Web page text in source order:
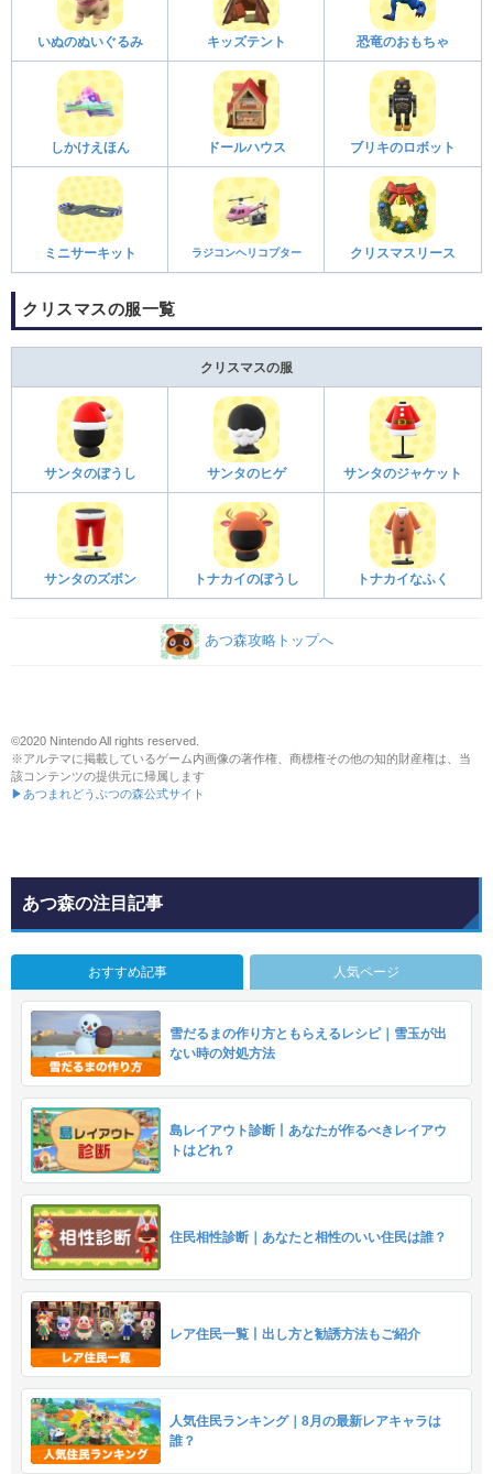
いぬのぬいぐるみ キッズテント 恐竜のおもちゃ
しかけえほん ドールハウス ブリキのロボット
ミニサーキット ラジコンヘリコプター クリスマスリース
クリスマスの服一覧
クリスマスの服
サンタのぼうし サンタのヒゲ サンタのジャケット
サンタのズボン トナカイのぼうし トナカイなふく
あつ森攻略トップへ
©2020 Nintendo All rights reserved.
※アルテマに掲載しているゲーム内画像の著作権、商標権その他の知的財産権は、当
該コンテンツの提供元に帰属します
▶あつまれどうぶつの森公式サイト
あつ森の注目記事
おすすめ記事 人気ページ
雪だるまの作り方ともらえるレシピ｜雪玉が出
ない時の対処方法
島レイアウト診断丨あなたが作るべきレイアウ
トはどれ？
住民相性診断｜あなたと相性のいい住民は誰？
レア住民一覧丨出し方と勧誘方法もご紹介
人気住民ランキング｜8月の最新レアキャラは
誰？